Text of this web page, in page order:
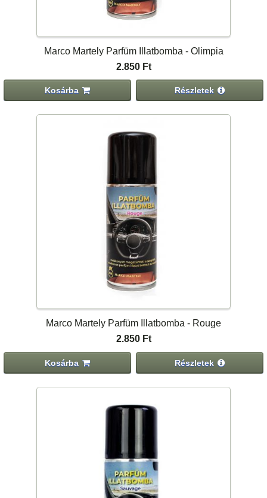
Marco Martely Parfüm Illatbomba - Olimpia
2.850 Ft
Kosárba Részletek
Marco Martely Parfüm Illatbomba - Rouge
2.850 Ft
Kosárba Részletek